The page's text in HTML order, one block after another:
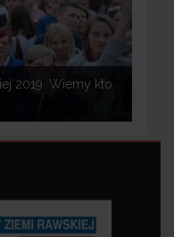
2019. Wiemy kto